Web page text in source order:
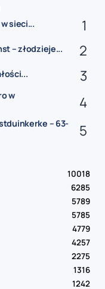
sieci...
– złodzieje...
w
– 63-
10018
6285
5789
5785
4779
4257
2275
1316
1242